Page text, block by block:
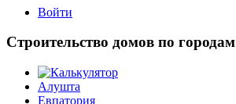
Войти
Строительство домов по городам
Алушта
Евпатория